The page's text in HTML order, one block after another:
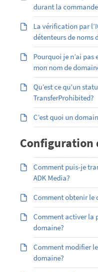
durant la
La vérification par
détenteurs de noms
Pourquoi je n’ai
mon nom de
Qu’est ce qu’un
TransferProhibited?
C’est quoi un
Configuration
Comment puis-je
ADK Media?
Comment obtenir le
Comment activer la
domaine?
Comment modifier
domaine?